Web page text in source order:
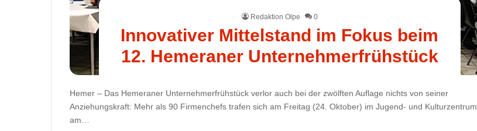
Redaktion Olpe 0
Innovativer Mittelstand im Fokus beim
12. Hemeraner Unternehmerfrühstück
Hemer – Das Hemeraner Unternehmerfrühstück verlor auch bei der zwölften Auflage nichts von seiner
Anziehungskraft: Mehr als 90 Firmenchefs trafen sich am Freitag (24. Oktober) im Jugend- und Kulturzentrum
am…